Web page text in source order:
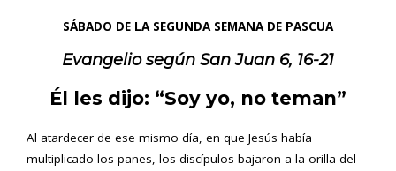
SÁBADO DE LA SEGUNDA SEMANA DE PASCUA
Evangelio según SanJuan 6, 16-21
Él les dijo: “Soy yo, no teman”
Al atardecer de ese mismo día, en que Jesús había
multiplicado los panes, los discípulos bajaron a la orilla del